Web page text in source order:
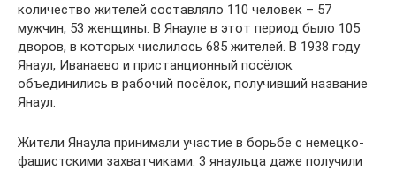
количество жителей составляло 110 человек – 57
мужчин, 53 женщины. В Янауле в этот период было 105
дворов, в которых числилось 685 жителей. В 1938 году
Янаул, Иванаево и пристанционный посёлок
объединились в рабочий посёлок, получивший название
Янаул.
Жители Янаула принимали участие в борьбе с немецко-
фашистскими захватчиками. 3 янаульца даже получили